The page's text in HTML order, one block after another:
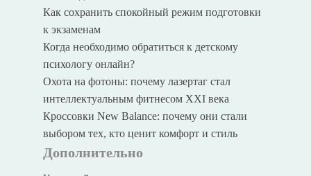
Как сохранить спокойный режим подготовки
к экзаменам
Когда необходимо обратиться к детскому
психологу онлайн?
Охота на фотоны: почему лазертаг стал
интеллектуальным фитнесом XXI века
Кроссовки New Balance: почему они стали
выбором тех, кто ценит комфорт и стиль
Дополнительно